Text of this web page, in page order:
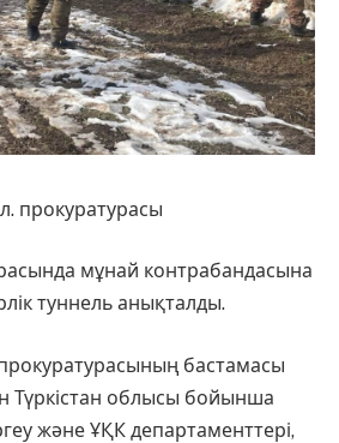
прокуратурасы
мұнай контрабандасына
туннель анықталды.
бастамасы
Түркістан облысы бойынша
және ҰҚК департаменттері,